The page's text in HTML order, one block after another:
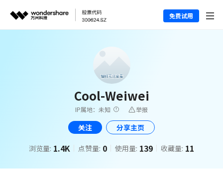
免费试用
Cool-Weiwei
IP属地：未知 举报
关注 分享主页
浏览量: 1.4K 点赞量: 0 使用量: 139 收藏量: 11